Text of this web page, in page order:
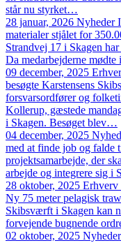
står nu styrket…
28 januar, 2026 Nyheder
materialer stjålet for
Strandvej 17 i Skagen
Da medarbejderne
09 december, 2025
besøgte Karstensens
forsvarsordfører og
Kollerup, gæstede
i Skagen. Besøget blev…
04 december, 2025
med at finde job og falde
projektsamarbejde, der
arbejde og integrere sig i
28 oktober, 2025 Erhverv
Ny 75 meter pelagisk
Skibsværft i Skagen kan
forvejende bugnende
02 oktober, 2025 Nyheder